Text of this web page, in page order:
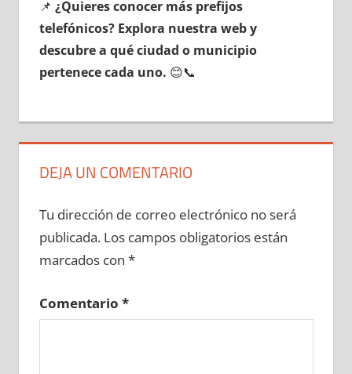
📌 ¿Quieres conocer mа́s prefijos
telefónicos? Explora nuestra web у
descubre а qué ciudad ο municipio
pertenece cada uno. 😊📞
DEJA UN COMENTARIO
Tu dirección de correo electrónico no será
publicada. Los campos obligatorios están
marcados con *
Comentario *